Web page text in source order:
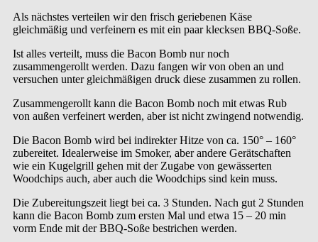
Als nächstes verteilen wir den frisch geriebenen Käse
gleichmäßig und verfeinern es mit ein paar klecksen BBQ-Soße.
Ist alles verteilt, muss die Bacon Bomb nur noch
zusammengerollt werden. Dazu fangen wir von oben an und
versuchen unter gleichmäßigen druck diese zusammen zu rollen.
Zusammengerollt kann die Bacon Bomb noch mit etwas Rub
von außen verfeinert werden, aber ist nicht zwingend notwendig.
Die Bacon Bomb wird bei indirekter Hitze von ca. 150° – 160°
zubereitet. Idealerweise im Smoker, aber andere Gerätschaften
wie ein Kugelgrill gehen mit der Zugabe von gewässerten
Woodchips auch, aber auch die Woodchips sind kein muss.
Die Zubereitungszeit liegt bei ca. 3 Stunden. Nach gut 2 Stunden
kann die Bacon Bomb zum ersten Mal und etwa 15 – 20 min
vorm Ende mit der BBQ-Soße bestrichen werden.